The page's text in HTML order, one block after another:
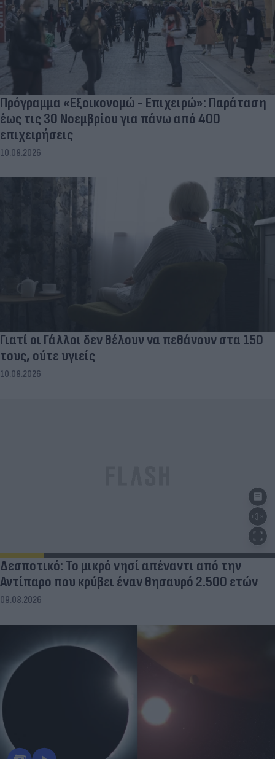
Πρόγραμμα «Εξοικονομώ - Επιχειρώ»: Παράταση
έως τις 30 Νοεμβρίου για πάνω από 400
επιχειρήσεις
10.08.2026
Γιατί οι Γάλλοι δεν θέλουν να πεθάνουν στα 150
τους, ούτε υγιείς
10.08.2026
Δεσποτικό: Το μικρό νησί απέναντι από την
Αντίπαρο που κρύβει έναν θησαυρό 2.500 ετών
09.08.2026